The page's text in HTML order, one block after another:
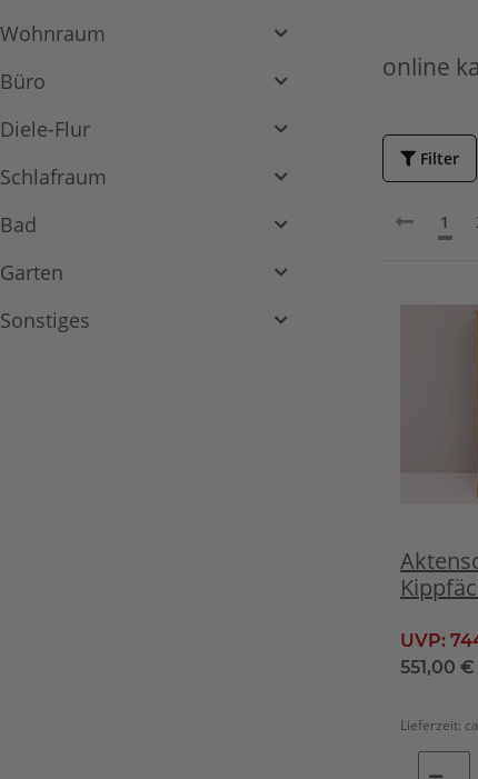
online
Filter
1
UVP:
551,00 €
Lieferzeit:
Wohnraum
Büro
Diele-Flur
Schlafraum
Bad
Garten
Sonstiges